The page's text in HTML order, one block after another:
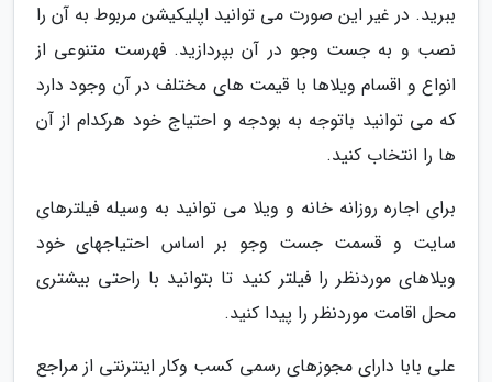
ببرید. در غیر این صورت می توانید اپلیکیشن مربوط به آن را
نصب و به جست وجو در آن بپردازید. فهرست متنوعی از
انواع و اقسام ویلاها با قیمت های مختلف در آن وجود دارد
که می توانید باتوجه به بودجه و احتیاج خود هرکدام از آن
ها را انتخاب کنید.
برای اجاره روزانه خانه و ویلا می توانید به وسیله فیلترهای
سایت و قسمت جست وجو بر اساس احتیاجهای خود
ویلاهای موردنظر را فیلتر کنید تا بتوانید با راحتی بیشتری
محل اقامت موردنظر را پیدا کنید.
علی بابا دارای مجوزهای رسمی کسب وکار اینترنتی از مراجع